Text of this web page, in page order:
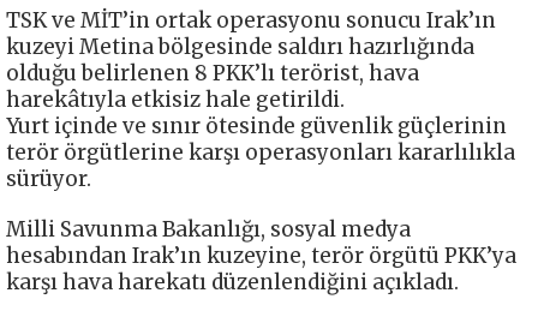
TSK ve MİT’in ortak operasyonu sonucu Irak’ın
kuzeyi Metina bölgesinde saldırı hazırlığında
olduğu belirlenen 8 PKK’lı terörist, hava
harekâtıyla etkisiz hale getirildi.
Yurt içinde ve sınır ötesinde güvenlik güçlerinin
terör örgütlerine karşı operasyonları kararlılıkla
sürüyor.
Milli Savunma Bakanlığı, sosyal medya
hesabından Irak’ın kuzeyine, terör örgütü PKK’ya
karşı hava harekatı düzenlendiğini açıkladı.